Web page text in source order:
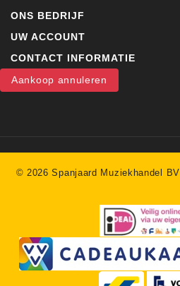
ONS BEDRIJF
UW ACCOUNT
CONTACT INFORMATIE
Aankoop annuleren
© 2026 Spanjaard Muziekhandel BV